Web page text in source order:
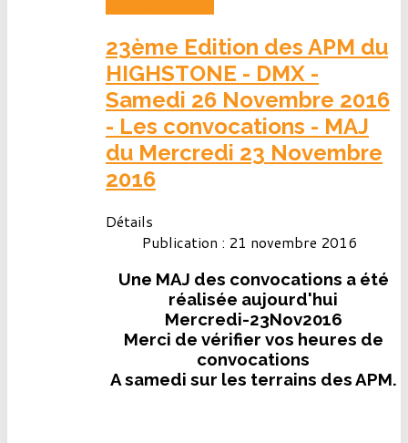
23ème Edition des APM du
HIGHSTONE - DMX -
Samedi 26 Novembre 2016
- Les convocations - MAJ
du Mercredi 23 Novembre
2016
Détails
Publication : 21 novembre 2016
Une MAJ des convocations a été
réalisée aujourd'hui
Mercredi-23Nov2016
Merci de vérifier vos heures de
convocations
A samedi sur les terrains des APM.